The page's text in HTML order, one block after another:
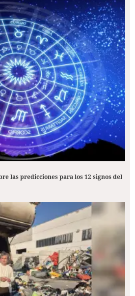
las predicciones para los 12 signos del